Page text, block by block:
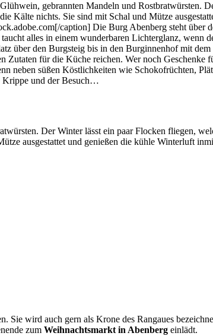
gebrannten Mandeln und Rostbratwürsten.
Kälte nichts. Sie sind mit Schal und Mütze
caption] Die Burg Abenberg steht über
alles in einem wunderbaren Lichterglanz, wenn
über den Burgsteig bis in den Burginnenhof mit
für die Küche reichen. Wer noch
neben süßen Köstlichkeiten wie Schokofrüchten,
Krippe und der Besuch…
Der Winter lässt ein paar Flocken fliegen,
ausgestattet und genießen die kühle Winterluft
Sie wird auch gern als Krone des Rangaues
zum Weihnachtsmarkt in Abenberg einlädt.